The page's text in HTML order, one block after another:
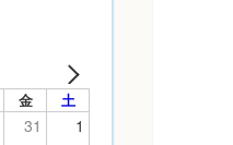
金 土
31 1